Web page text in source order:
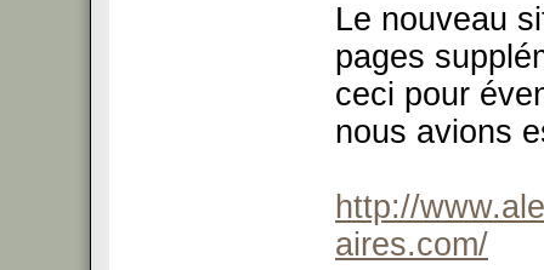
Le nouveau
pages
ceci pour
nous avions
http://
aires.com/